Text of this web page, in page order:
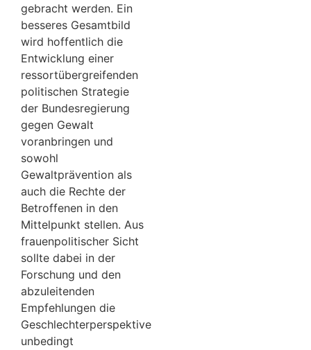
gebracht werden. Ein
besseres Gesamtbild
wird hoffentlich die
Entwicklung einer
ressortübergreifenden
politischen Strategie
der Bundesregierung
gegen Gewalt
voranbringen und
sowohl
Gewaltprävention als
auch die Rechte der
Betroffenen in den
Mittelpunkt stellen. Aus
frauenpolitischer Sicht
sollte dabei in der
Forschung und den
abzuleitenden
Empfehlungen die
Geschlechterperspektive
unbedingt